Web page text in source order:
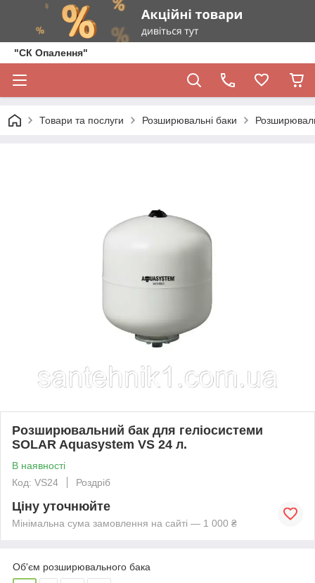
"СК Опалення"
Товари та послуги Розширювальні баки
Розширювальний бак для геліосистеми
SOLAR Aquasystem VS 24 л.
В наявності
Код: VS24
Роздріб
Ціну уточнюйте
Мінімальна сума замовлення на сайті — 1 000 ₴
Об'єм розширювального бака